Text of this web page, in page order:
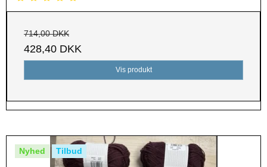
714,00 DKK
428,40 DKK
Vis produkt
Nyhed Tilbud